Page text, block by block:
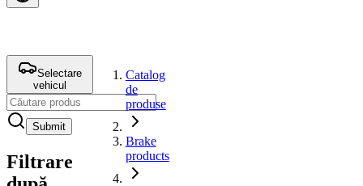
Selectare
vehicul
Submit
Filtrare
Catalog
de
produse
Brake
products